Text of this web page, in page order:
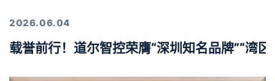
2026.06.04
载誉前行！道尔智控荣膺“深圳知名品牌”“湾